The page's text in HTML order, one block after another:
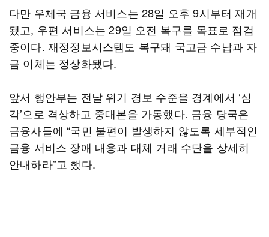
다만 우체국 금융 서비스는 28일 오후 9시부터 재개
됐고, 우편 서비스는 29일 오전 복구를 목표로 점검
중이다. 재정정보시스템도 복구돼 국고금 수납과 자
금 이체는 정상화됐다.
앞서 행안부는 전날 위기 경보 수준을 경계에서 ‘심
각’으로 격상하고 중대본을 가동했다. 금융 당국은
금융사들에 “국민 불편이 발생하지 않도록 세부적인
금융 서비스 장애 내용과 대체 거래 수단을 상세히
안내하라”고 했다.